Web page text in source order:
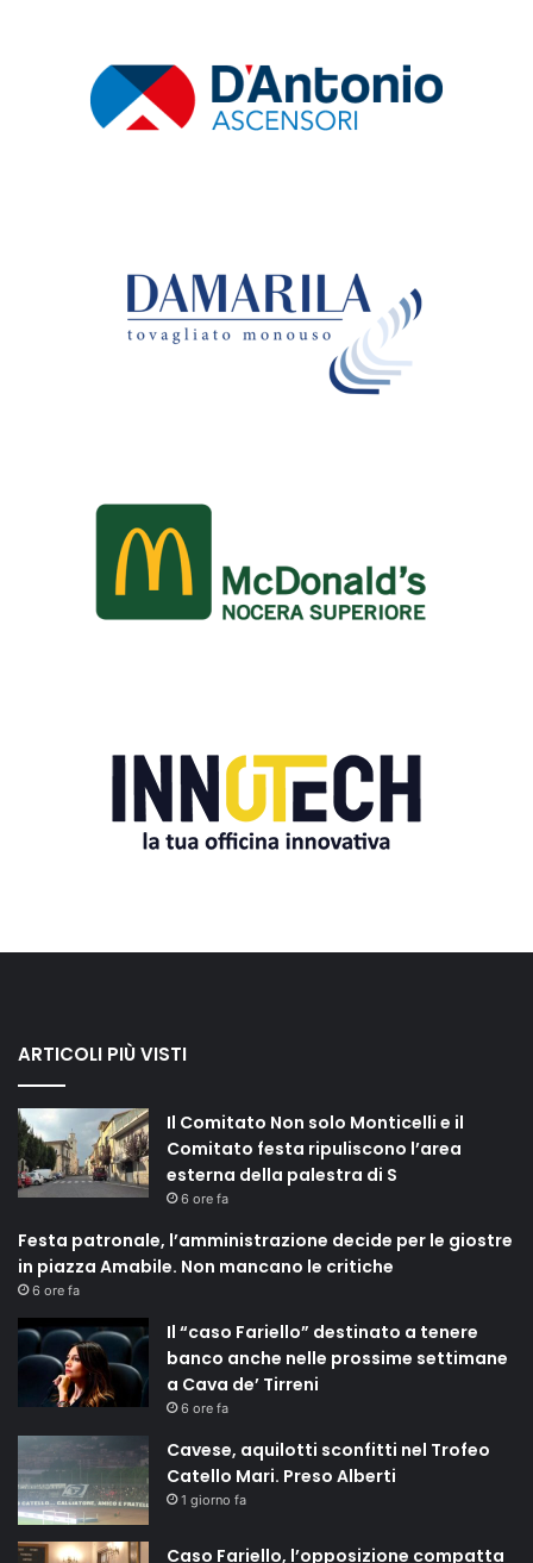
ARTICOLI PIÙ VISTI
Il Comitato Non solo Monticelli e il
Comitato festa ripuliscono l’area
esterna della palestra di S
6 ore fa
Festa patronale, l’amministrazione decide per le giostre
in piazza Amabile. Non mancano le critiche
6 ore fa
Il “caso Fariello” destinato a tenere
banco anche nelle prossime settimane
a Cava de’ Tirreni
6 ore fa
Cavese, aquilotti sconfitti nel Trofeo
Catello Mari. Preso Alberti
1 giorno fa
Caso Fariello, l’opposizione compatta